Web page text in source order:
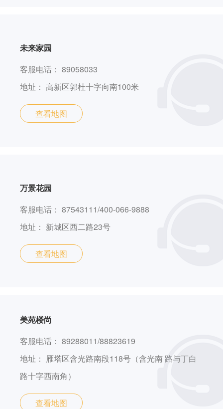
未来家园
客服电话： 89058033
地址： 高新区郭杜十字向南100米
查看地图
万景花园
客服电话： 87543111/400-066-9888
地址： 新城区西二路23号
查看地图
美苑楼尚
客服电话： 89288011/88823619
地址： 雁塔区含光路南段118号（含光南 路与丁白
路十字西南角）
查看地图